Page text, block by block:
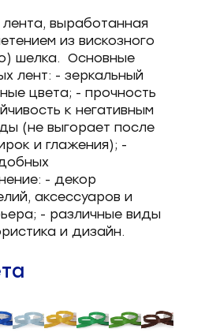
выработанная
из вискозного
шелка. Основные
лент: - зеркальный
цвета; - прочность
к негативным
(не выгорает после
и глажения); -
- декор
аксессуаров и
- различные виды
и дизайн.